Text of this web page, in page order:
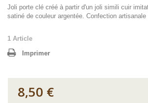
Joli porte clé créé à partir d'un joli simili cuir
satiné de couleur argentée. Confection
1 Article
Imprimer
8,50 €